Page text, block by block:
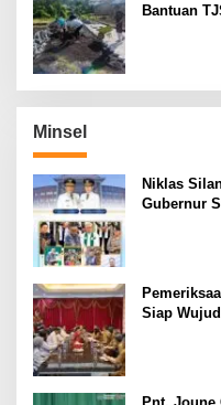
Bantuan
Minsel
Niklas
Gubernur
Siap